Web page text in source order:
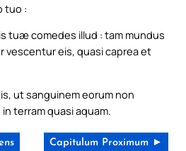
tuo :
tuæ comedes illud : tam mundus
vescentur eis, quasi caprea et
ut sanguinem eorum non
terram quasi aquam.
Capitulum Proximum ►